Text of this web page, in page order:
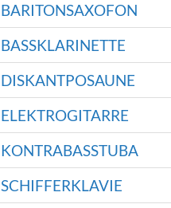
BARITONSAXOFON
BASSKLARINETTE
DISKANTPOSAUNE
ELEKTROGITARRE
KONTRABASSTUBA
SCHIFFERKLAVIE